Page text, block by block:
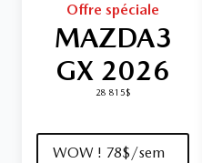
Offre spéciale
MAZDA3
GX 2026
28 815$
WOW ! 78$/sem